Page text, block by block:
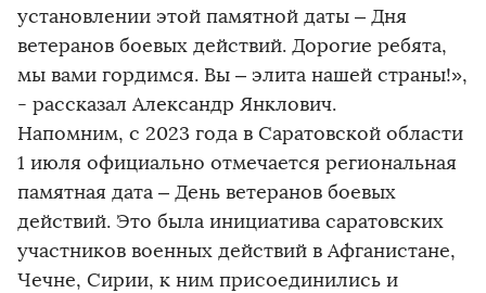
установлении этой памятной даты – Дня
ветеранов боевых действий. Дорогие ребята,
мы вами гордимся. Вы – элита нашей страны!»,
- рассказал Александр Янклович.
Напомним, с 2023 года в Саратовской области
1 июля официально отмечается региональная
памятная дата – День ветеранов боевых
действий. Это была инициатива саратовских
участников военных действий в Афганистане,
Чечне, Сирии, к ним присоединились и